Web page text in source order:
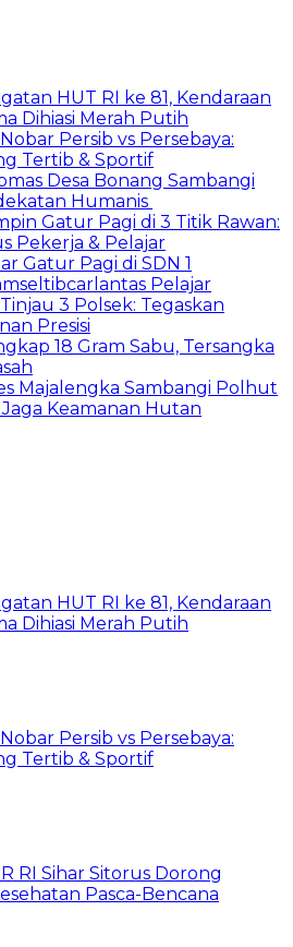
HUT RI ke 81, Kendaraan
Dihiasi Merah Putih
Persib vs Persebaya:
Tertib & Sportif
Desa Bonang Sambangi
Humanis
Gatur Pagi di 3 Titik Rawan:
Pekerja & Pelajar
Gatur Pagi di SDN 1
Pelajar
3 Polsek: Tegaskan
Presisi
18 Gram Sabu, Tersangka
Majalengka Sambangi Polhut
Keamanan Hutan
HUT RI ke 81, Kendaraan
Dihiasi Merah Putih
Persib vs Persebaya:
Tertib & Sportif
RI Sihar Sitorus Dorong
Pasca-Bencana